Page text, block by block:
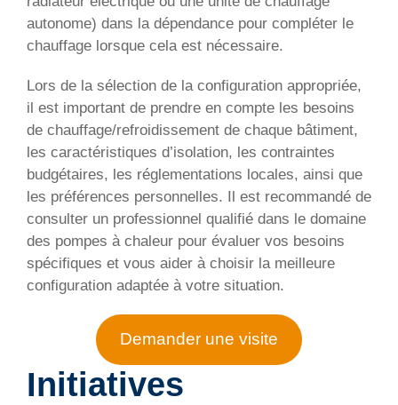
autonome) dans la dépendance pour compléter le
chauffage lorsque cela est nécessaire.
Lors de la sélection de la configuration appropriée,
il est important de prendre en compte les besoins
de chauffage/refroidissement de chaque bâtiment,
les caractéristiques d’isolation, les contraintes
budgétaires, les réglementations locales, ainsi que
les préférences personnelles. Il est recommandé de
consulter un professionnel qualifié dans le domaine
des pompes à chaleur pour évaluer vos besoins
spécifiques et vous aider à choisir la meilleure
configuration adaptée à votre situation.
Demander une visite
Initiatives